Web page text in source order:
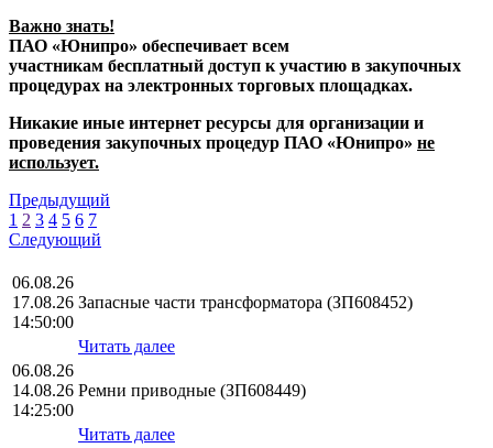
Важно знать!
ПАО «Юнипро» обеспечивает всем
участникам бесплатный доступ к участию в закупочных
процедурах на электронных торговых площадках.
Никакие иные интернет ресурсы для организации и
проведения закупочных процедур ПАО «Юнипро» не
использует.
Предыдущий
1 2 3 4 5 6 7
Следующий
06.08.26
17.08.26
14:50:00
Запасные части трансформатора (ЗП608452)
Читать далее
06.08.26
14.08.26
14:25:00
Ремни приводные (ЗП608449)
Читать далее